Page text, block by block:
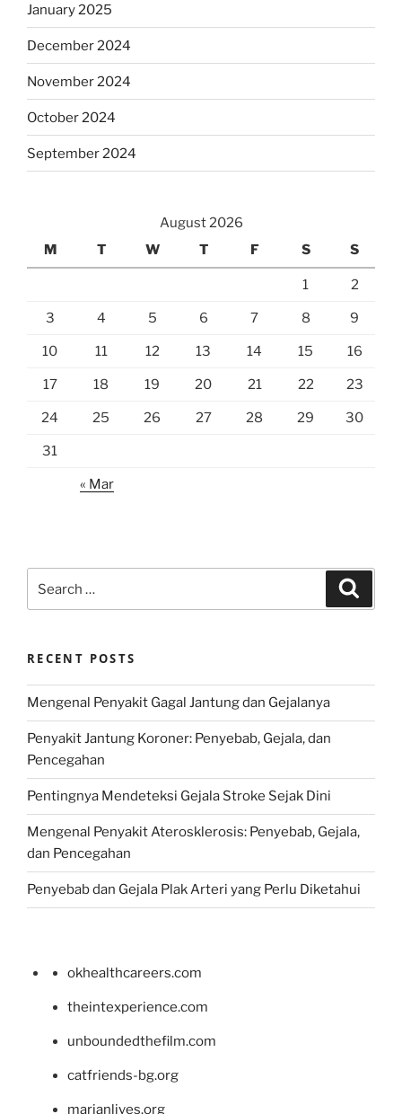
January 2025
December 2024
November 2024
October 2024
September 2024
August 2026
M
T W T F S S
1 2
3 4 5 6 7 8 9
10 11 12 13 14 15 16
17 18 19 20 21 22 23
24 25 26 27 28 29 30
31
« Mar
for:
RECENT POSTS
Mengenal Penyakit Gagal Jantung dan Gejalanya
Penyakit Jantung Koroner: Penyebab, Gejala, dan
Pencegahan
Pentingnya Mendeteksi Gejala Stroke Sejak Dini
Mengenal Penyakit Aterosklerosis: Penyebab, Gejala,
dan Pencegahan
Penyebab dan Gejala Plak Arteri yang Perlu Diketahui
okhealthcareers.com
theintexperience.com
unboundedthefilm.com
catfriends-bg.org
marianlives.org